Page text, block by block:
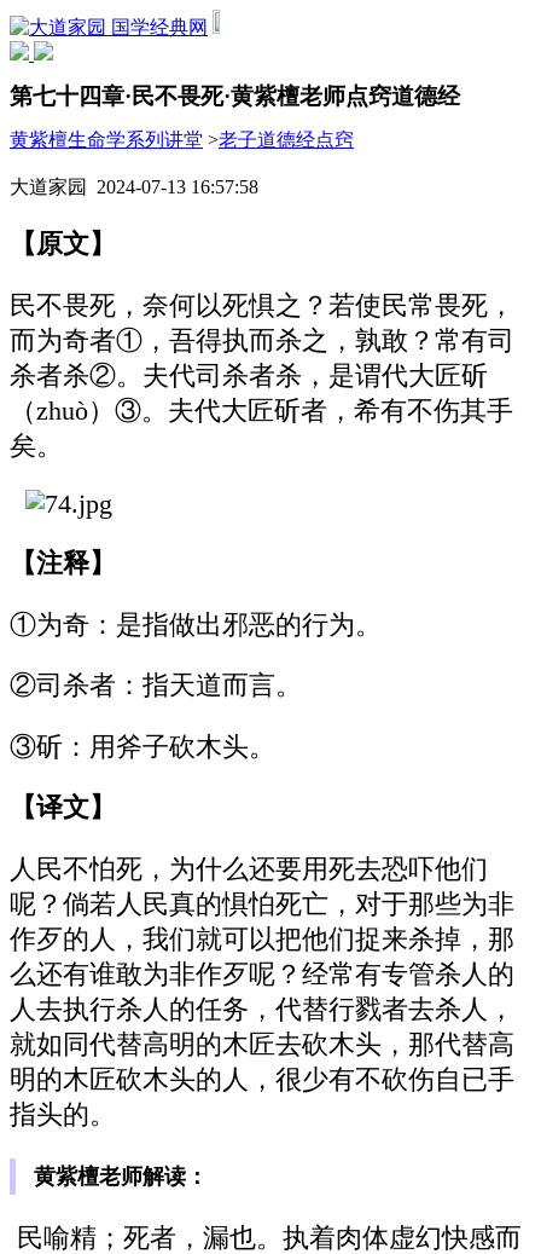
国学经典网
第七十四章·民不畏死·黄紫檀老师点窍道德经
黄紫檀生命学系列讲堂 >老子道德经点窍
大道家园 2024-07-13 16:57:58
【原文】
民不畏死，奈何以死惧之？若使民常畏死，
而为奇者①，吾得执而杀之，孰敢？常有司
杀者杀②。夫代司杀者杀，是谓代大匠斫
（zhuò）③。夫代大匠斫者，希有不伤其手
矣。
【注释】
①为奇：是指做出邪恶的行为。
②司杀者：指天道而言。
③斫：用斧子砍木头。
【译文】
人民不怕死，为什么还要用死去恐吓他们
呢？倘若人民真的惧怕死亡，对于那些为非
作歹的人，我们就可以把他们捉来杀掉，那
么还有谁敢为非作歹呢？经常有专管杀人的
人去执行杀人的任务，代替行戮者去杀人，
就如同代替高明的木匠去砍木头，那代替高
明的木匠砍木头的人，很少有不砍伤自已手
指头的。
黄紫檀老师解读：
民喻精；死者，漏也。执着肉体虚幻快感而